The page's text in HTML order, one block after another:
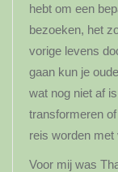
hebt om een
bezoeken, het
vorige levens
gaan kun je
wat nog niet af
transformeren
reis worden met
Voor mij was